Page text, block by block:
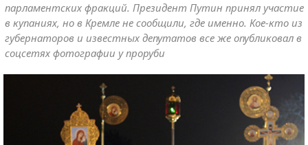
парламентских фракций. Президент Путин принял участие
в купаниях, но в Кремле не сообщили, где именно. Кое-кто из
губернаторов и известных депутатов все же опубликовал в
соцсетях фотографии у проруби